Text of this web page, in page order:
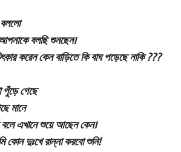
বলছি শুনছেন।
করেন কেন বাড়িতে কি বাঘ পড়েছে নাকি ???
পুঁড়ে গেছে
মানে
এখানে শুয়ে আছেন কেন।
দুঃখে রান্না করবো শুনি!